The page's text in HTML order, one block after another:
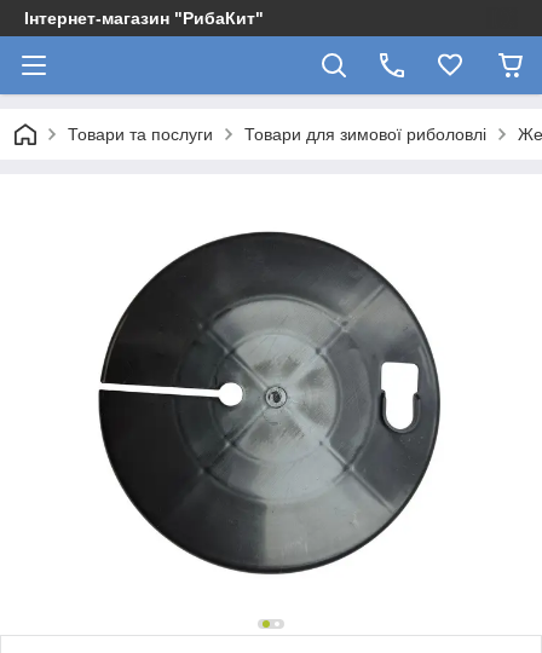
Інтернет-магазин "РибаКит"
Товари та послуги Товари для зимової риболовлі